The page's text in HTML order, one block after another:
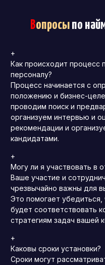
Вопросыпо
+
Как происходит процесс
персоналу?
Процесс начинается с
положению и бизнес-
проводим поиск и
организуем интервью и
рекомендации и
кандидатами.
+
Могу ли я участвовать в
Ваше участие и
чрезвычайно важны для
Это помогает
будет соответствовать
стратегиям задач вашей
+
Каковы сроки установки?
Сроки могут